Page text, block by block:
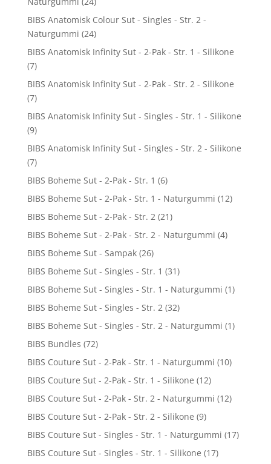
BIBS Anatomisk Colour Sut - Singles - Str. 2 -
Naturgummi (24)
BIBS Anatomisk Infinity Sut - 2-Pak - Str. 1 - Silikone
(7)
BIBS Anatomisk Infinity Sut - 2-Pak - Str. 2 - Silikone
(7)
BIBS Anatomisk Infinity Sut - Singles - Str. 1 - Silikone
(9)
BIBS Anatomisk Infinity Sut - Singles - Str. 2 - Silikone
(7)
BIBS Boheme Sut - 2-Pak - Str. 1 (6)
BIBS Boheme Sut - 2-Pak - Str. 1 - Naturgummi (12)
BIBS Boheme Sut - 2-Pak - Str. 2 (21)
BIBS Boheme Sut - 2-Pak - Str. 2 - Naturgummi (4)
BIBS Boheme Sut - Sampak (26)
BIBS Boheme Sut - Singles - Str. 1 (31)
BIBS Boheme Sut - Singles - Str. 1 - Naturgummi (1)
BIBS Boheme Sut - Singles - Str. 2 (32)
BIBS Boheme Sut - Singles - Str. 2 - Naturgummi (1)
BIBS Bundles (72)
BIBS Couture Sut - 2-Pak - Str. 1 - Naturgummi (10)
BIBS Couture Sut - 2-Pak - Str. 1 - Silikone (12)
BIBS Couture Sut - 2-Pak - Str. 2 - Naturgummi (12)
BIBS Couture Sut - 2-Pak - Str. 2 - Silikone (9)
BIBS Couture Sut - Singles - Str. 1 - Naturgummi (17)
BIBS Couture Sut - Singles - Str. 1 - Silikone (17)